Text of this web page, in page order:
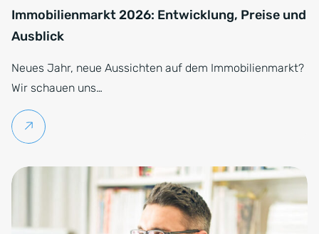
Immobilienmarkt 2026: Entwicklung, Preise und
Ausblick
Neues Jahr, neue Aussichten auf dem Immobilienmarkt?
Wir schauen uns…
Weiterlesen